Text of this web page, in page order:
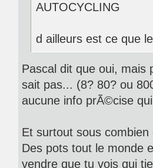
AUTOCYCLING
d ailleurs est ce que
Pascal dit que oui, mais
sait pas... (8? 80? ou
aucune info prÃ©cise
Et surtout sous
Des pots tout le monde
vendre que tu vois qui